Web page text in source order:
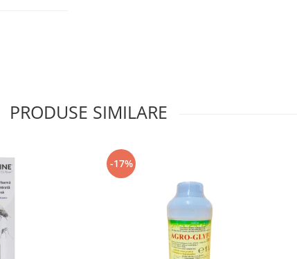
PRODUSE SIMILARE
-17%